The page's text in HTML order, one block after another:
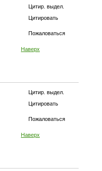
Цитир. выдел.
Цитировать
Пожаловаться
Наверх
Цитир. выдел.
Цитировать
Пожаловаться
Наверх